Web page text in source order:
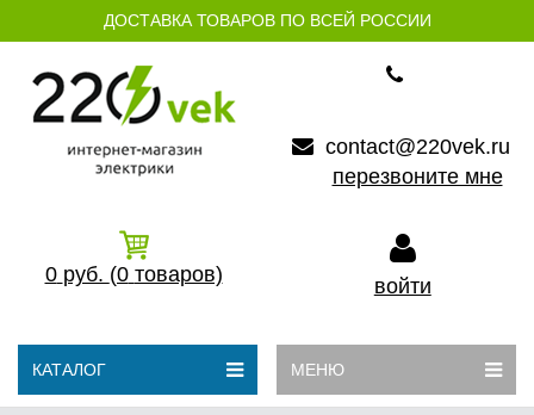
ДОСТАВКА ТОВАРОВ ПО ВСЕЙ РОССИИ
contact@220vek.ru
перезвоните мне
0 руб. (0 товаров) войти
КАТАЛОГ МЕНЮ